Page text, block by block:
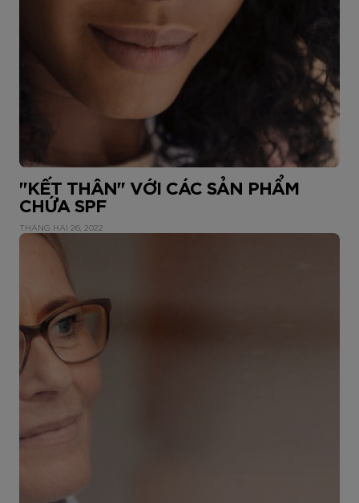
"KẾT THÂN" VỚI CÁC SẢN PHẨM
CHỨA SPF
THÁNG HAI 26, 2022